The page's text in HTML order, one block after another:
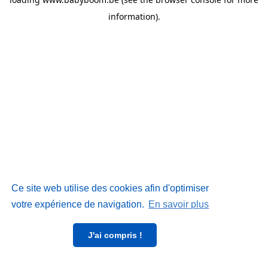
Ce site web utilise des cookies afin d'optimiser
votre expérience de navigation. En savoir plus
J'ai compris !
information).